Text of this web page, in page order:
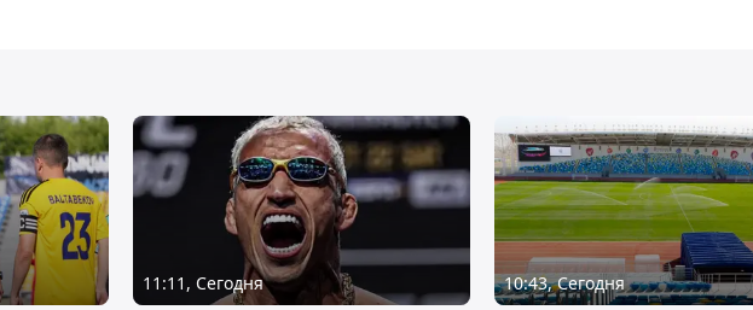
11:11, Сегодня 10:43, Сегодня